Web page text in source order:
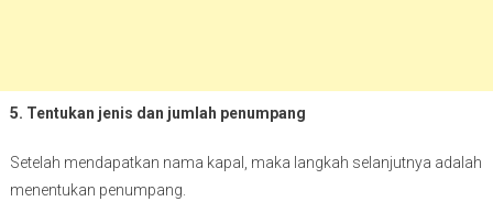
5. Tentukan jenis dan jumlah penumpang
Setelah mendapatkan nama kapal, maka langkah selanjutnya adalah
menentukan penumpang.